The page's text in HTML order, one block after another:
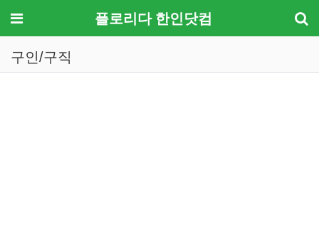
메뉴 플로리다 한인닷컴
구인/구직